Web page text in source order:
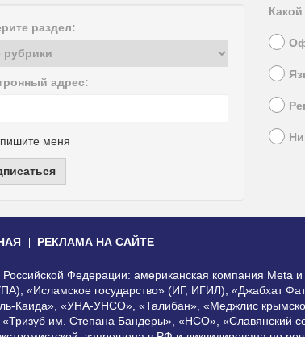
раздел:
адрес:
меня
РЕКЛАМА НА САЙТЕ
Федерации: американская компания
«Исламское государство» (ИГ, ИГИЛ), «Джабхат
Каида», «УНА-УНСО», «Талибан», «Меджлис
«Тризуб им. Степана Бандеры», «НСО», «Славянский